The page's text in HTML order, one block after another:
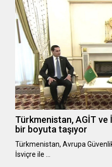
Türkmenistan, AGİT
bir boyuta taşıyor
Türkmenistan, Avrupa
İsviçre ile …